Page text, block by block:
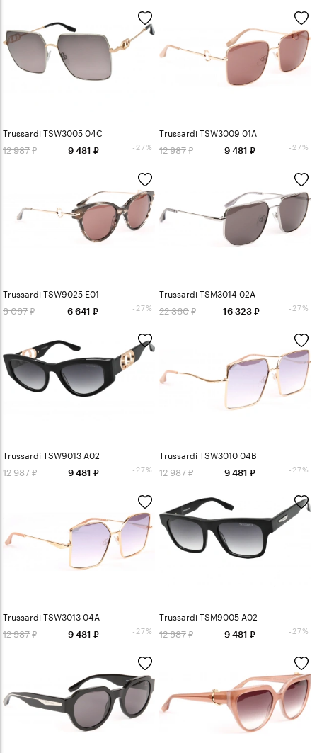
Trussardi TSW3005 04C
12 987 9 481 -27%
Trussardi TSW3009 01A
12 987 9 481 -27%
Trussardi TSW9025 E01
9 097 6 641 -27%
Trussardi TSM3014 02A
22 360 16 323 -27%
Trussardi TSW9013 A02
12 987 9 481 -27%
Trussardi TSW3010 04B
12 987 9 481 -27%
Trussardi TSW3013 04A
12 987 9 481 -27%
Trussardi TSM9005 A02
12 987 9 481 -27%